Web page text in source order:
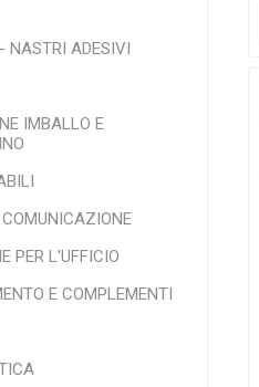
NASTRI ADESIVI
IMBALLO E
PER L'UFFICIO
E COMPLEMENTI